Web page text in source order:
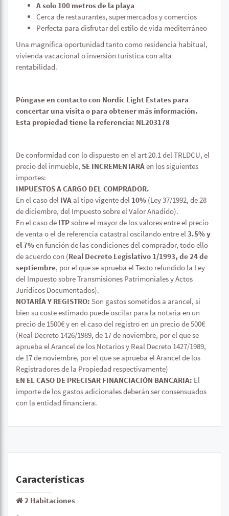
A solo 100 metros de la playa
Cerca de restaurantes, supermercados y comercios
Perfecta para disfrutar del estilo de vida mediterráneo
Una magnífica oportunidad tanto como residencia habitual,
vivienda vacacional o inversión turística con alta
rentabilidad.
Póngase en contacto con Nordic Light Estates para
concertar una visita o para obtener más información.
Esta propiedad tiene la referencia: NL203178
De conformidad con lo dispuesto en el art 20.1 del TRLDCU, el
precio del inmueble, SE INCREMENTARÁen los siguientes
importes:
IMPUESTOS A CARGO DEL COMPRADOR.
En el caso del IVA al tipo vigente del 10% (Ley 37/1992, de 28
de diciembre, del Impuesto sobre el Valor Añadido).
En el caso de ITPsobre el mayor de los valores entre el precio
de venta o el de referencia catastral oscilando entre el3.5% y
el 7%en función de las condiciones del comprador, todo ello
de acuerdo con (Real Decreto Legislativo 1/1993, de 24 de
septiembre, por el que se aprueba el Texto refundido la Ley
del Impuesto sobre Transmisiones Patrimoniales y Actos
Jurídicos Documentados).
NOTARÍA Y REGISTRO: Son gastos sometidos a arancel, si
bien su coste estimado puede oscilar para la notaría en un
precio de 1500€ y en el caso del registro en un precio de 500€
(Real Decreto 1426/1989, de 17 de noviembre, por el que se
aprueba el Arancel de los Notarios y Real Decreto 1427/1989,
de 17 de noviembre, por el que se aprueba el Arancel de los
Registradores de la Propiedad respectivamente)
EN EL CASO DE PRECISAR FINANCIACIÓN BANCARIA: El
importe de los gastos adicionales deberán ser consensuados
con la entidad financiera.
Características
2 Habitaciones